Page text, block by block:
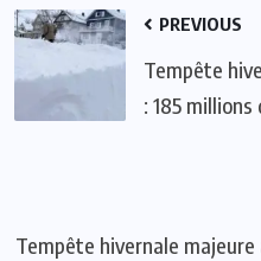
PREVIOUS
Tempête
: 185
Tempête hivernale